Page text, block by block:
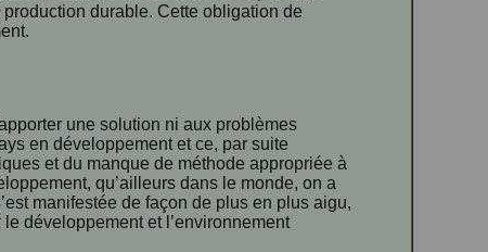
durable. Cette obligation de
une solution ni aux problèmes
en développement et ce, par suite
et du manque de méthode appropriée à
qu’ailleurs dans le monde, on a
manifestée de façon de plus en plus aigu,
développement et l’environnement